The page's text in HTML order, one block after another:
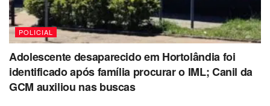
POLICIAL
Adolescente desaparecido em Hortolândia foi
identificado após família procurar o IML; Canil da
GCM auxiliou nas buscas